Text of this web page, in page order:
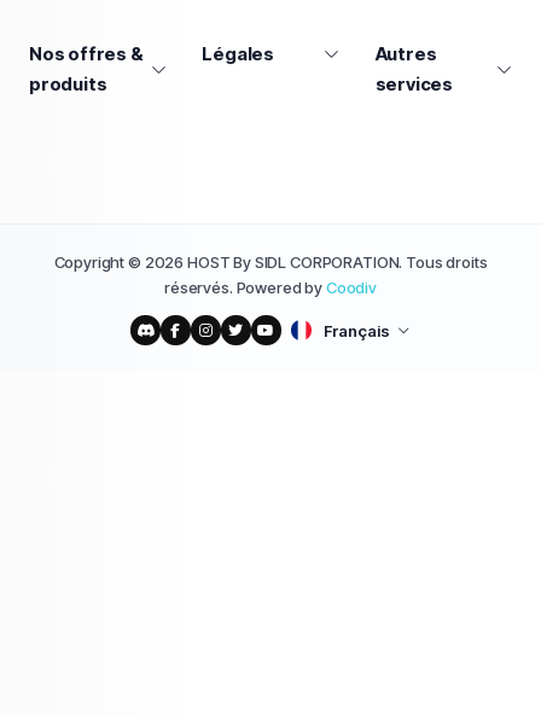
Nos offres &
produits
Légales
Autres
services
Copyright © 2026 HOST By SIDL CORPORATION. Tous droits
réservés. Powered byCoodiv
Français